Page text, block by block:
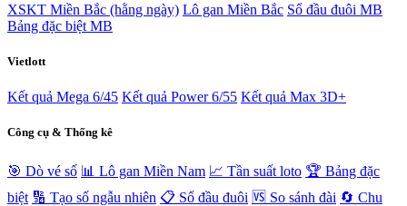
XSKT Miền Bắc (hằng ngày) Lô gan Miền Bắc Sổ đầu đuôi MB
Bảng đặc biệt MB
Vietlott
Kết quả Mega 6/45 Kết quả Power 6/55 Kết quả Max 3D+
Công cụ & Thống kê
🎯 Dò vé số 📊 Lô gan Miền Nam 📈 Tần suất loto 🏆 Bảng đặc
biệt 🔢 Tạo số ngẫu nhiên 📋 Sổ đầu đuôi 🆚 So sánh đài 🔄 Chu